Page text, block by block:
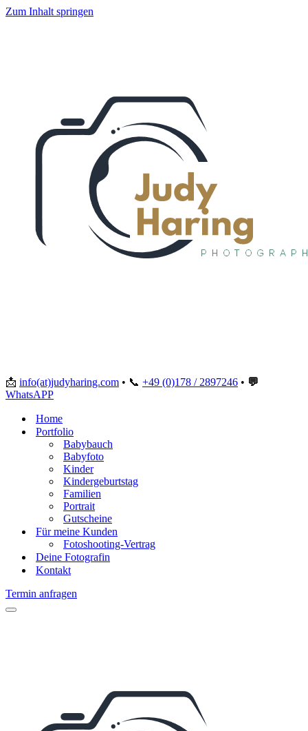
Zum Inhalt springen
📩 info(at)judyharing.com • 📞 +49 (0)178 / 2897246 • 💬
WhatsAPP
Home
Portfolio
Babybauch
Babyfoto
Kinder
Kindergeburtstag
Familien
Portrait
Gutscheine
Für meine Kunden
Fotoshooting-Vertrag
Deine Fotografin
Kontakt
Termin anfragen
Navigationsmenü